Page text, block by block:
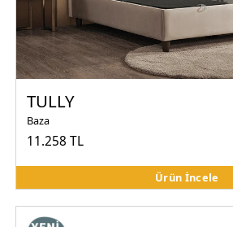
TULLY
Baza
11.258 TL
Ürün İncele